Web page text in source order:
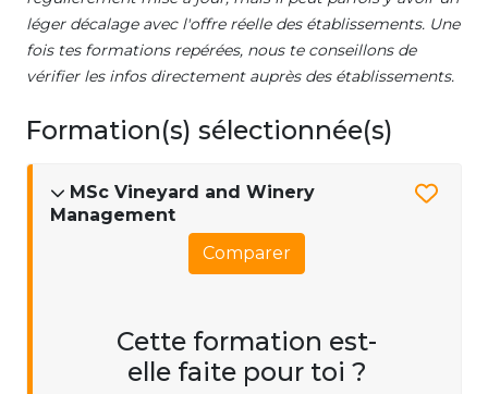
léger décalage avec l'offre réelle des établissements. Une
fois tes formations repérées, nous te conseillons de
vérifier les infos directement auprès des établissements.
Formation(s) sélectionnée(s)
MSc Vineyard and Winery
Management
Comparer
Cette formation est-
elle faite pour toi ?